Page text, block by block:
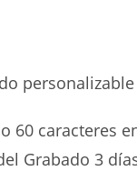
60 caracteres
Grabado 3